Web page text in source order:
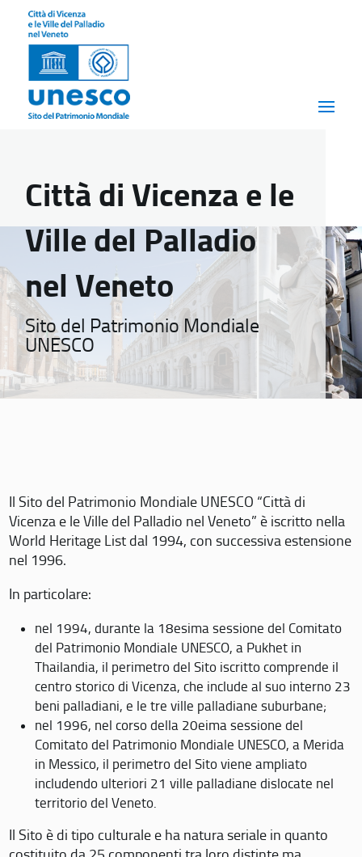
Città di Vicenza e le
Ville del Palladio
nel Veneto
Sito del Patrimonio Mondiale
UNESCO
Il Sito del Patrimonio Mondiale UNESCO “Città di
Vicenza e le Ville del Palladio nel Veneto” è iscritto nella
World Heritage List dal 1994, con successiva estensione
nel 1996.
In particolare:
nel 1994, durante la 18esima sessione del Comitato
del Patrimonio Mondiale UNESCO, a Pukhet in
Thailandia, il perimetro del Sito iscritto comprende il
centro storico di Vicenza, che include al suo interno 23
beni palladiani, e le tre ville palladiane suburbane;
nel 1996, nel corso della 20eima sessione del
Comitato del Patrimonio Mondiale UNESCO, a Merida
in Messico, il perimetro del Sito viene ampliato
includendo ulteriori 21 ville palladiane dislocate nel
territorio del Veneto.
Il Sito è di tipo culturale e ha natura seriale in quanto